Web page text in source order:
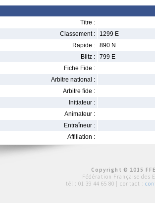
Titre :
Classement :
1299 E
Rapide :
890 N
Blitz :
799 E
Fiche Fide :
Arbitre national :
Arbitre fide :
Initiateur :
Animateur :
Entraîneur :
Affiliation :
Copyright © 2015
Fédération Française des
tél : 01 39 44 65 80 | contact :